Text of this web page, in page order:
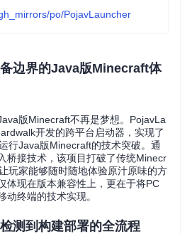
po/PojavLauncher
边界的Java版Minecraft体
版Minecraft不再是梦想。PojavLa
开发的跨平台启动器，实现了
行Java版Minecraft的技术突破。通
桥接技术，该项目打破了传统Minecr
玩家能够随时随地体验原汁原味的方
体现在版本兼容性上，更在于将PC
动终端的技术实现。
测到构建部署的全流程